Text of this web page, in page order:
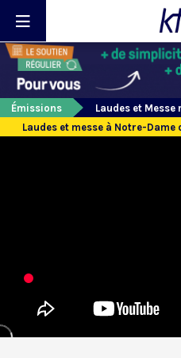
Émissions
Laudes et
Laudes et messe à Notre-